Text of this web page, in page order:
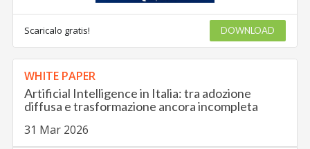
Scaricalo gratis! DOWNLOAD
WHITE PAPER
Artificial Intelligence in Italia: tra adozione
diffusa e trasformazione ancora incompleta
31 Mar 2026